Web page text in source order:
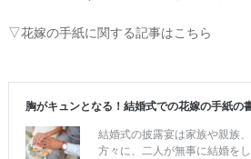
▽花嫁の手紙に関する記事はこちら